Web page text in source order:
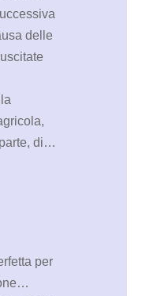
delle
di…
per